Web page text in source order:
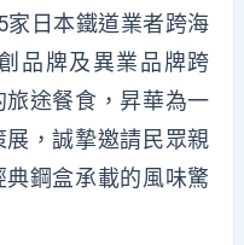
日本鐵道業者跨海
品牌及異業品牌跨
途餐食，昇華為一
，誠摯邀請民眾親
鋼盒承載的風味驚